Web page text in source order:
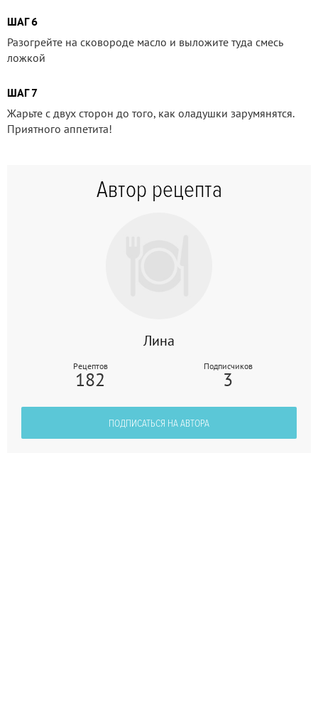
ШАГ 6
Разогрейте на сковороде масло и выложите туда смесь
ложкой
ШАГ 7
Жарьте с двух сторон до того, как оладушки зарумянятся.
Приятного аппетита!
Автор рецепта
Лина
Рецептов
182
Подписчиков
3
ПОДПИСАТЬСЯ НА АВТОРА